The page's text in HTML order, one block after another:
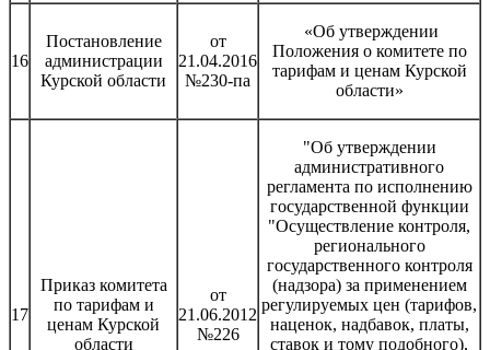
16
Постановление
администрации
Курской области
от
21.04.2016
№230-па
«Об утверждении
Положения о комитете по
тарифам и ценам Курской
области»
17
Приказ комитета
по тарифам и
ценам Курской
области
от
21.06.2012
№226
"Об утверждении
административного
регламента по исполнению
государственной функции
"Осуществление контроля,
регионального
государственного контроля
(надзора) за применением
регулируемых цен (тарифов,
наценок, надбавок, платы,
ставок и тому подобного),